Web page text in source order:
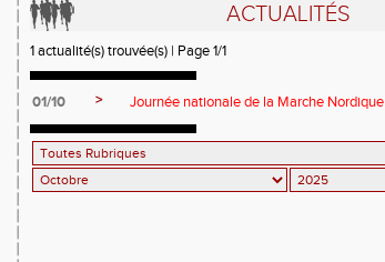
ACTUALITÉS
1 actualité(s) trouvée(s) | Page 1/1
01/10 > Journée nationale de la Marche Nordique